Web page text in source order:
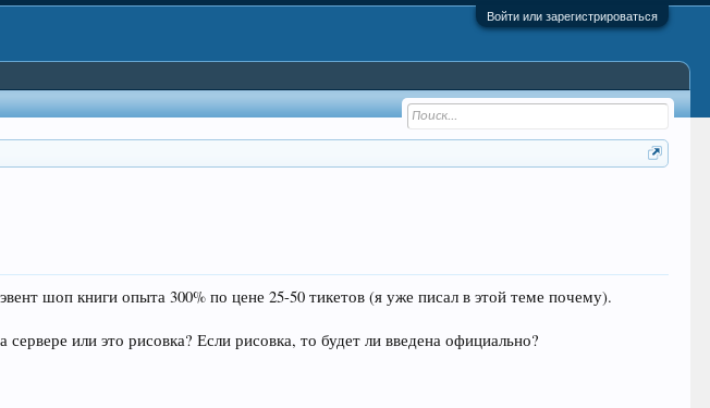
Войти или зарегистрироваться
шоп книги опыта 300% по цене 25-50 тикетов (я уже писал в этой теме почему).
или это рисовка? Если рисовка, то будет ли введена официально?